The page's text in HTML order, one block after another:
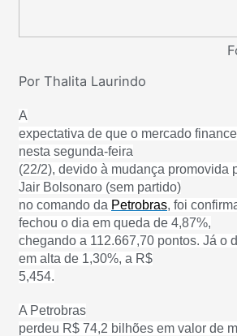
Por Thalita Laurindo
A
expectativa de que o mercado
nesta segunda-feira
(22/2), devido à mudança promovida
Jair Bolsonaro (sem partido)
no comando da Petrobras, foi
fechou o dia em queda de 4,87%,
chegando a 112.667,70 pontos. Já o
em alta de 1,30%, a R$
5,454.
A Petrobras
perdeu R$ 74,2 bilhões em valor de